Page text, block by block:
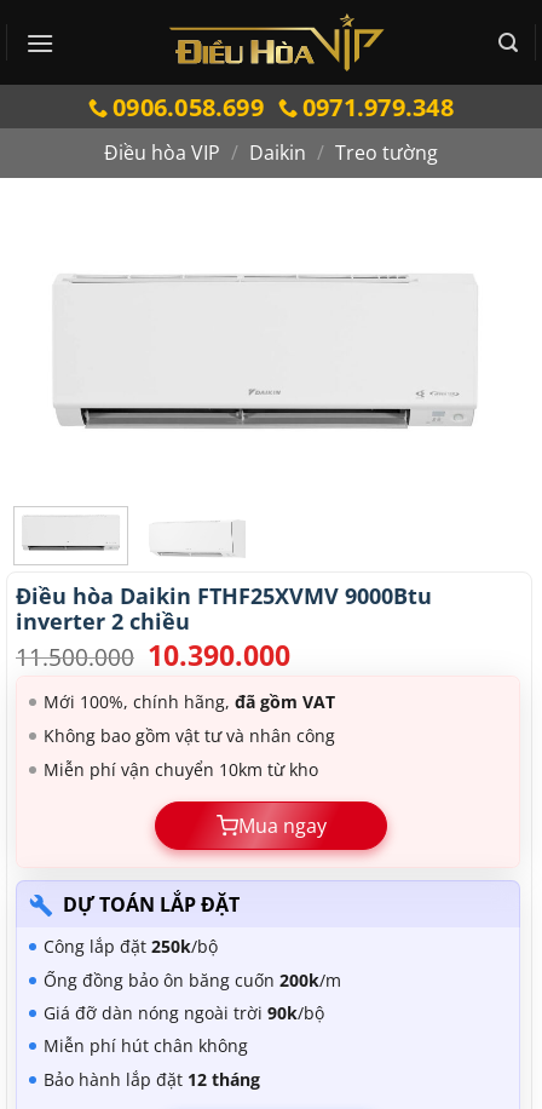
qua
0906.058.699 0971.979.348
Điều hòa VIP / Daikin / Treo tường
Điều hòa Daikin FTHF25XVMV 9000Btu
inverter 2 chiều
11.500.000 Giá
gốc
là:
11.500.000.
10.390.000Giá
tại
là:
10.390.000.
Mới 100%, chính hãng, đã gồm VAT
Không bao gồm vật tư và nhân công
Miễn phí vận chuyển 10km từ kho
Mua ngay
DỰ TOÁN LẮP ĐẶT
Công lắp đặt 250k/bộ
Ống đồng bảo ôn băng cuốn 200k/m
Giá đỡ dàn nóng ngoài trời 90k/bộ
Miễn phí hút chân không
Bảo hành lắp đặt 12 tháng